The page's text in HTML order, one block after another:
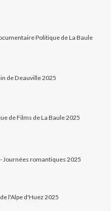
Politique de La Baule
de Deauville 2025
de Films de La Baule 2025
Journées romantiques 2025
l'Alpe d'Huez 2025